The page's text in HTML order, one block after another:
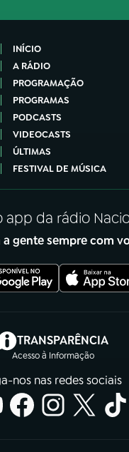
INÍCIO
A RÁDIO
PROGRAMAÇÃO
PROGRAMAS
PODCASTS
VIDEOCASTS
ÚLTIMAS
FESTIVAL DE MÚSICA
app da rádio
a gente sempre com
TRANSPARÊNCIA
Acesso à Informação
(abre em
nos nas redes sociais